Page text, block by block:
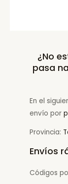
¿No
pasa
En el
envío por
Provincia:
Envíos
Códigos